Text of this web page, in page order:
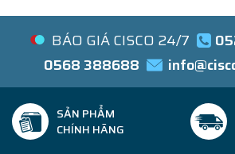
BÁO GIÁ CISCO 24/7
0568 388688
SẢN PHẨM
CHÍNH HÃNG